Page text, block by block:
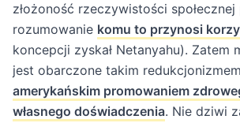
złożoność rzeczywistości
rozumowanie komu to przynosi
koncepcji zyskał Netanyahu). Zatem
jest obarczone takim
amerykańskim promowaniem
własnego doświadczenia. Nie dziwi